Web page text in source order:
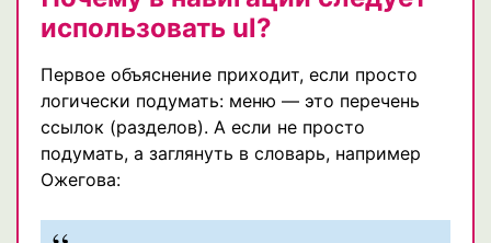
использовать ul?
Первое объяснение приходит, если просто
логически подумать: меню — это перечень
ссылок (разделов). А если не просто
подумать, а заглянуть в словарь, например
Ожегова: